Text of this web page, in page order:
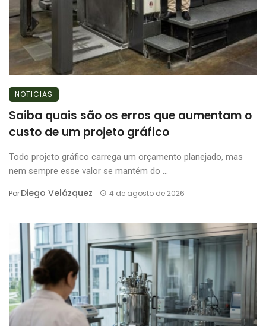
NOTICIAS
Saiba quais são os erros que aumentam o
custo de um projeto gráfico
Todo projeto gráfico carrega um orçamento planejado, mas
nem sempre esse valor se mantém do ...
PorDiego Velázquez 4 de agosto de 2026